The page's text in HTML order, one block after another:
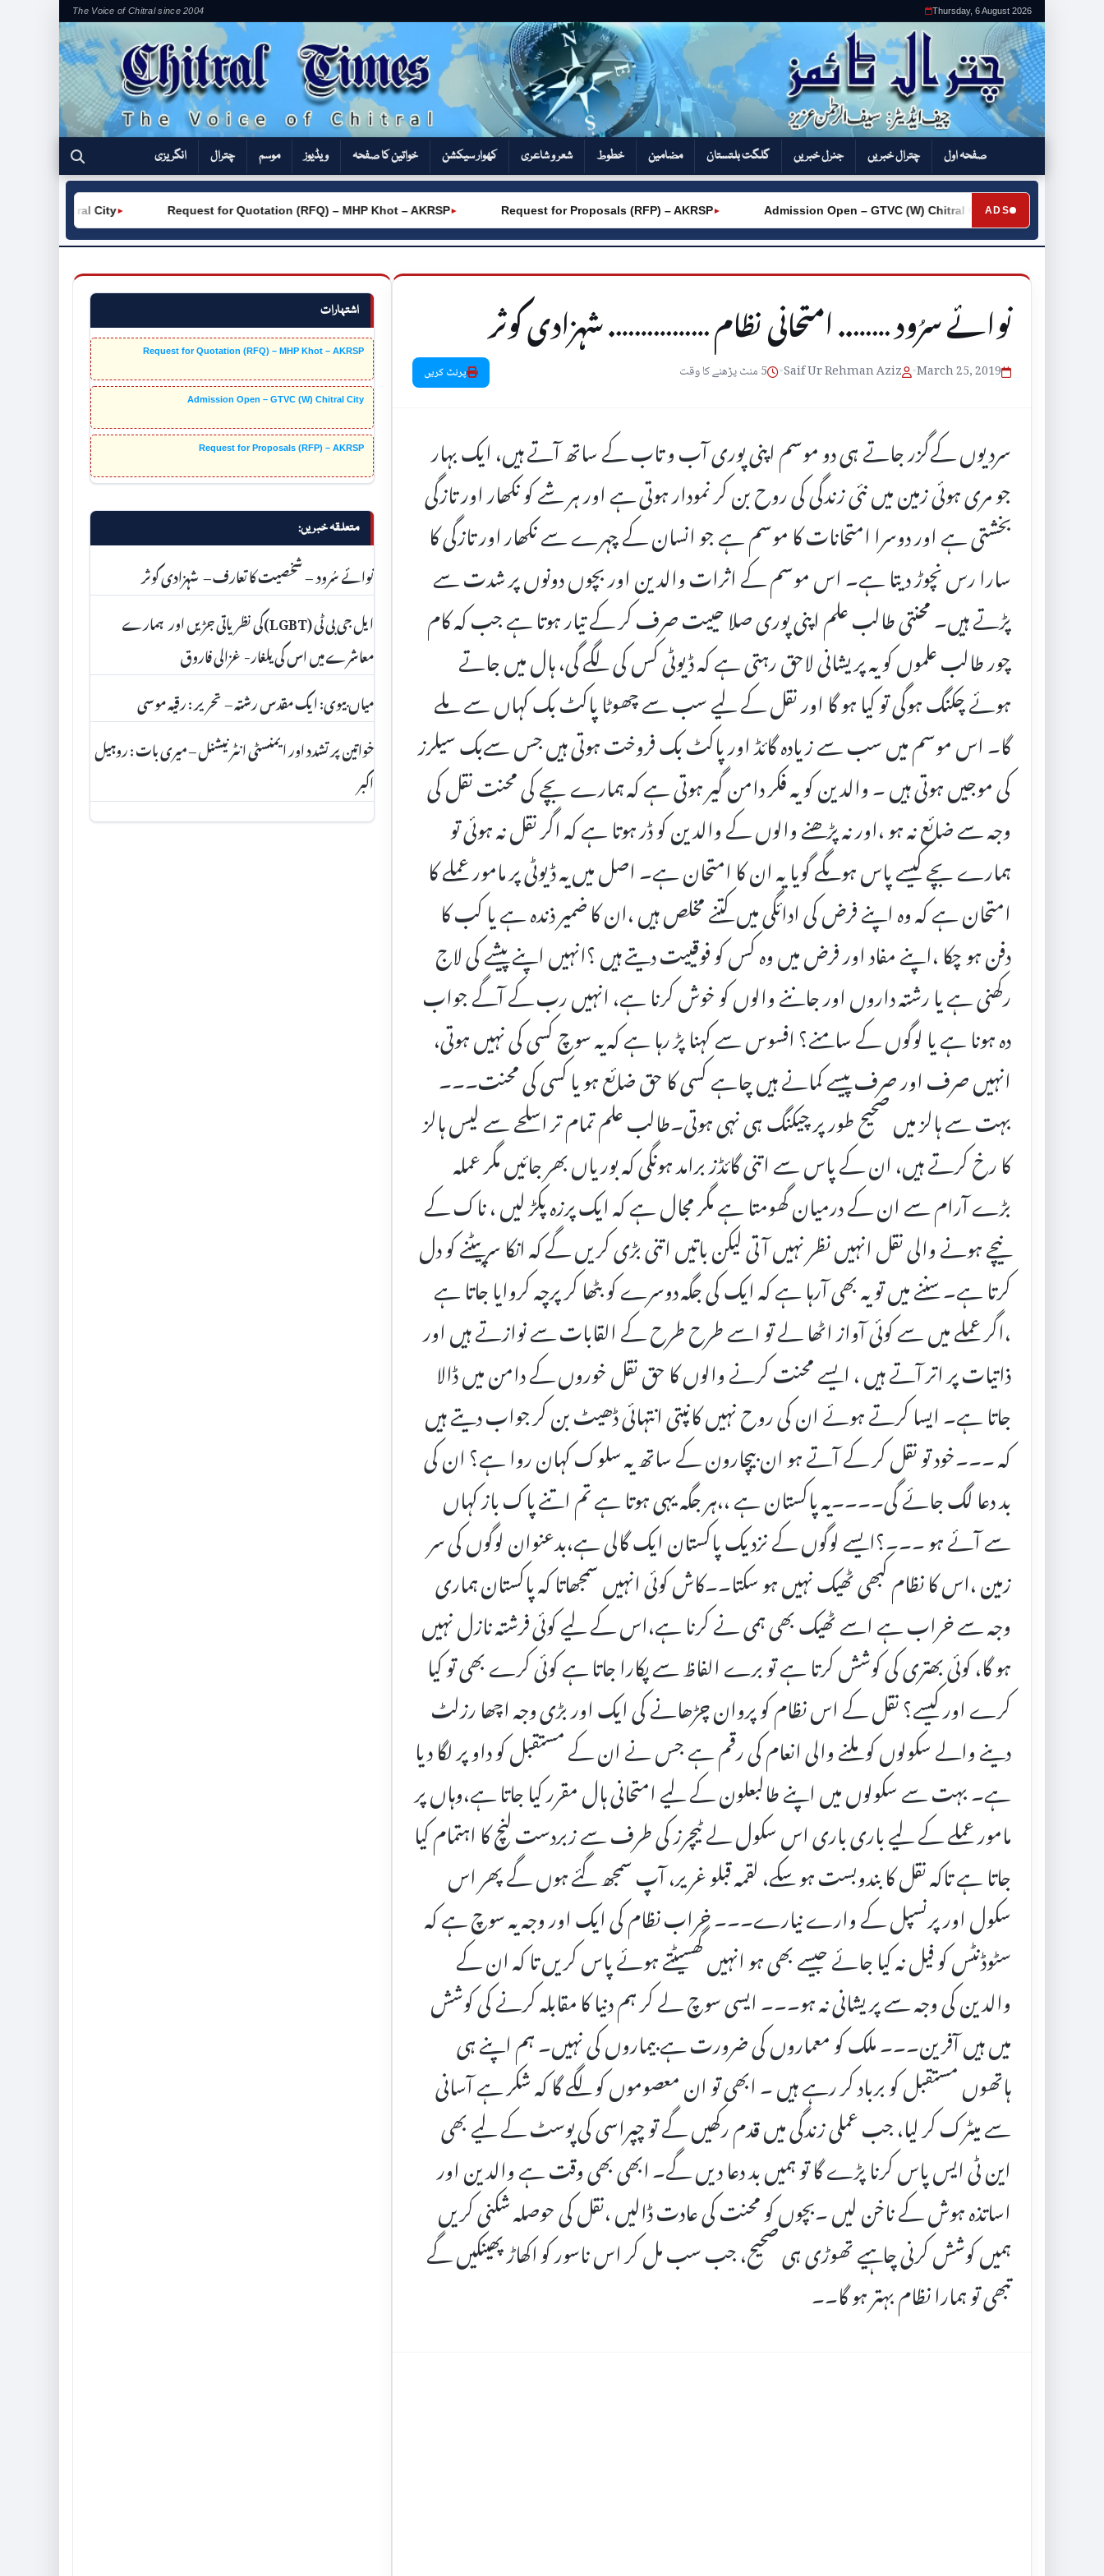
The Voice of Chitral since 2004 Thursday, 6 August 2026
صفحہ اول چترال خبریں جنرل خبریں گلگت بلتستان مضامین خطوط شعر و شاعری کھوار سیکشن‎ خواتین کا صفحہ ویڈیوز موسم چترال انگریزی
ADS
►
Request for Quotation (RFQ) – MHP Khot – AKRSP
►
(W) Chitral City Request for
Admission Open – GTVC (W) Chitral City
►
Request for Proposals (RFP) – AKRSP
اشتہارات
Request for Quotation (RFQ) – MHP Khot – AKRSP
Admission Open – GTVC (W) Chitral City
Request for Proposals (RFP) – AKRSP
متعلقہ خبریں:
نوائے سُرود – شخصیت کا تعارف – شہزادی کوثر
ایل جی بی ٹی (LGBT)کی نظریاتی جڑیں اور ہمارے
معاشرے میں اس کی یلغار- غزالی فاروق
میاں بیوی: ایک مقدس رشتہ – تحریر : رقیہ موسی
خواتین پر تشدد اور ایمنسٹی انٹرنیشنل – میری بات : روہیل
اکبر
نوائے سرُود …….. امتحانی نظام ……………. شہزادی کوثر
March 25, 2019
•
Saif Ur Rehman Aziz
• 5 منٹ پڑھنے کا وقت پرنٹ کریں
سردیوں کےگزر جاتے ہی دو موسم اپنی پوری آب و تاب کے ساتھ آتے ہیں، ایک بہار
جو مری ہوئی زمین میں نئی زندگی کی روح بن کر نمودار ہوتی ہے اور ہر شے کو نکھار اور تازگی
بخشتی ہے اور دوسرا امتحانات کا موسم ہے جو انسان کے چہرے سے نکھار اور تازگی کا
سارا رس نچوڑ دیتا ہے۔ اس موسم کے اثرات والدین اور بچوں دونوں پر شدت سے
پڑتے ہیں۔ محنتی طالب علم اپنی پوری صلا حییت صرف کر کے تیار ہوتا ہے جب کہ کام
چور طالب علموں کو یہ پریشانی لاحق رہتی ہے کہ ڈیوٹی کس کی لگے گی، ہال میں جاتے
ہوئے چکنگ ہوگی تو کیا ہو گا اور نقل کے لیے سب سے چھوٹا پاکٹ بک کہاں سے ملے
گا۔ اس موسم میں سب سے زیادہ گائڈ اور پاکٹ بک فروخت ہوتی ہیں جس سےبک سیلرز
کی موجیں ہوتی ہیں ۔ والدین کو یہ فکر دامن گیر ہوتی ہے کہ ہمارے بچے کی محنت نقل کی
وجہ سے ضائع نہ ہو ،اور نہ پڑھنے والوں کے والدین کو ڈر ہوتا ہے کہ اگر نقل نہ ہوئی تو
ہمارے بچے کیسے پاس ہوںگے گویا یہ ان کا امتحان ہے۔ اصل میں یہ ڈیوٹی پر مامور عملے کا
امتحان ہے کہ وہ اپنے فرض کی ادائگی میں کتنے مخلص ہیں ،ان کا ضمیر ذندہ ہے یا کب کا
دفن ہو چکا ،اپنے مفاد اور فرض میں وہ کس کو فوقییت دیتے ہیں ؟انہیں اپنے پیشے کی لاج
رکھنی ہے یا رشتہ داروں اور جاننے والوں کو خوش کرنا ہے، انہیں رب کے آگے جواب
دہ ہونا ہے یا لوگوں کے سامنے؟ افسوس سے کہنا پڑ رہا ہے کہ یہ سوچ کسی کی نہیں ہوتی،
انہیں صرف اور صرف پیسے کمانے ہیں چاہے کسی کا حق ضائع ہو یا کسی کی محنت۔۔۔
بہت سے ہالز میں صحیح طور پر چیکنگ ہی نہی ہوتی۔طالب علم تمام تر اسلحے سے لیس ہالز
کا رخ کرتے ہیں، ان کے پاس سے اتنی گائڈز برامد ہونگی کہ بوریاں بھر جائیں مگر عملہ
بڑے آرام سے ان کے درمیان گھومتا ہے مگر مجال ہے کہ ایک پرزہ پکڑ لیں ، ناک کے
نیچے ہونے والی نقل انہیں نظر نہیں آتی لیکن باتیں اتنی بڑی کریں گے کہ انکا سر پیٹنے کو دل
کرتا ہے۔ سننے میں تو یہ بھی آرہا ہے کہ ایک کی جگہ دوسرے کو بٹھا کر پرچہ کروایا جاتا ہے
،اگر عملے میں سے کوئی آواز اٹھا لے تو اسے طرح طرح کے القابات سے نوازتے ہیں اور
ذاتیات پر اتر آتے ہیں ، ایسے محنت کرنے والوں کا حق نقل خوروں کے دامن میں ڈالا
جاتا ہے۔ ایسا کرتے ہوئے ان کی روح نہیں کانپتی انتہائی ڈھیٹ بن کر جواب دیتے ہیں
کہ ۔۔۔خود تو نقل کر کے آتے ہو ان بیچارون کے ساتھ یہ سلوک کہان روا ہے؟ ان کی
بد دعا لگ جائے گی۔۔۔۔یہ پاکستان ہے ،،ہر جگہ یہی ہوتا ہے تم اتنے پاک باز کہاں
سے آئے ہو ۔۔۔؟ایسے لوگوں کے نزدیک پاکستان ایک گالی ہے،بدعنوان لوگوں کی سر
زمین ،اس کا نظام کبھی ٹھیک نہیں ہو سکتا۔۔کاش کوئی انہیں سمجھاتا کہ پاکستان ہماری
وجہ سے خراب ہے اسے ٹھیک بھی ہمی نے کرنا ہے،اس کے لیے کوئی فرشتہ نازل نہیں
ہو گا، کوئی بھتری کی کوشش کرتا ہے تو برے الفاظ سے پکارا جاتا ہے کوئی کرے بھی تو کیا
کرے اور کیسے؟ نقل کے اس نظام کو پروان چڑھانے کی ایک اور بڑی وجہ اچھا رزلٹ
دینے والے سکولوں کو ملنے والی انعام کی رقم ہے جس نے ان کے مستقبل کو داو پر لگا دیا
ہے۔ بہت سے سکولوں میں اپنے طالبعلون کے لیے امتحانی ہال مقرر کیا جاتا ہے،وہاں پر
مامور عملے کے لیے باری باری اس سکول لے ٹیچرز کی طرف سے زبردست لنچ کا اہتمام کیا
جاتا ہے تاکہ نقل کا بندوبست ہو سکے، لقمہ قبلو غریر، آپ سمجھ گئے ہوں گے پھر اس
سکول اور پرنسپل کے وارے نیارے۔۔۔ خراب نظام کی ایک اور وجہ یہ سوچ ہے کہ
سٹوڈنٹس کو فیل نہ کیا جائے جیسے بھی ہو انہیں گھسیٹتے ہوئے پاس کریں تا کہ ان کے
والدین کی وجہ سے پریشانی نہ ہو۔۔۔ ایسی سوچ لے کر ہم دنیا کا مقابلہ کرنے کی کوشش
میں ہیں آفرین۔۔۔ ملک کو معماروں کی ضرورت ہے بیماروں کی نہیں۔ ہم اپنے ہی
ہاتھوں مستقبل کو برباد کر رہے ہیں ۔ ابھی تو ان معصوموں کو لگے گا کہ شکر ہے آسانی
سے میٹرک کر لیا، جب عملی زندگی میں قدم رکھیں گے تو چپراسی کی پوسٹ کے لیے بھی
این ٹی ایس پاس کرنا پڑے گا تو ہمیں بد دعا دیں گے۔ ابھی بھی وقت ہے والدین اور
اساتذہ ہوش کے ناخن لیں ۔بچوں کو محنت کی عادت ڈالیں ،نقل کی حوصلہ شکنی کریں
ہمیں کوشش کرنی چاہیے تھوڑی ہی صحیح، جب سب مل کر اس ناسور کو اکھاڑ پھینکیں گے
تبھی تو ہمارا نظام بہتر ہو گا۔۔